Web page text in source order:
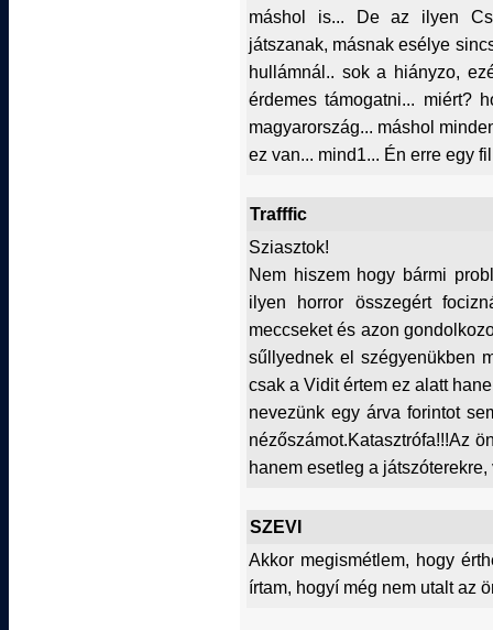
máshol is... De az ilyen
játszanak, másnak esélye
hullámnál.. sok a hiányzo,
érdemes támogatni... miért?
magyarország... máshol
ez van... mind1... Én erre egy
Trafffic
Sziasztok!
Nem hiszem hogy bármi
ilyen horror összegért
meccseket és azon
sűllyednek el szégyenükben
csak a Vidit értem ez alatt
nevezünk egy árva forintot
nézőszámot.Katasztrófa!!!Az
hanem esetleg a
SZEVI
Akkor megismétlem, hogy
írtam, hogyí még nem utalt az